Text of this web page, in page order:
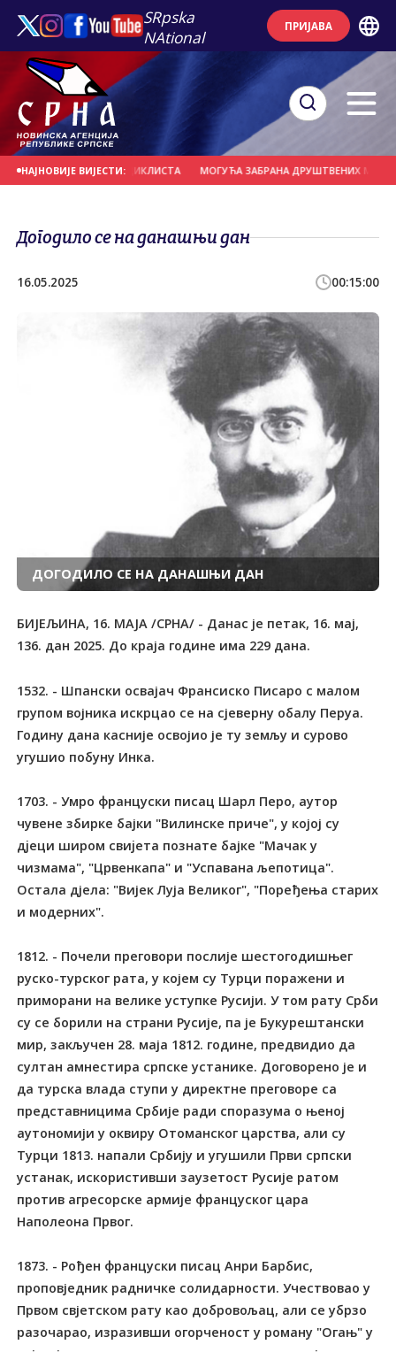
SRpska
NAtional
ПРИЈАВА
НАЈНОВИЈЕ ВИЈЕСТИ:
У ГРУПУ БИЦИКЛИСТА МОГУЋА ЗАБРАНА ДРУШТВЕНИХ МРЕЖА ЗА
Догодило се на данашњи дан
16.05.2025 00:15:00
ДОГОДИЛО СЕ НА ДАНАШЊИ ДАН
БИЈЕЉИНА, 16. МАЈА /СРНА/ - Данас је петак, 16. мај,
136. дан 2025. До краја године има 229 дана.
1532. - Шпански освајач Франсиско Писаро с малом
групом војника искрцао се на сјеверну обалу Перуа.
Годину дана касније освојио је ту земљу и сурово
угушио побуну Инка.
1703. - Умро француски писац Шарл Перо, аутор
чувене збирке бајки "Вилинске приче", у којој су
дjеци широм свиjета познате бајке "Мачак у
чизмама", "Црвенкапа" и "Успавана љепотица".
Остала дјела: "Вијек Луја Великог", "Поређења старих
и модерних".
1812. - Почели преговори послије шестогодишњег
руско-турског рата, у којем су Турци поражени и
приморани на велике уступке Русији. У том рату Срби
су се борили на страни Русије, па је Букурештански
мир, закључен 28. маја 1812. године, предвидио да
султан амнестира српске устанике. Договорено је и
да турска влада ступи у директне преговоре са
представницима Србије ради споразума о њеној
аутономији у оквиру Отоманског царства, али су
Турци 1813. напали Србију и угушили Први српски
устанак, искористивши заузетост Русије ратом
против агресорске армије француског цара
Наполеона Првог.
1873. - Рођен француски писац Анри Барбис,
проповједник радничке солидарности. Учествовао у
Првом свјетском рату као добровољац, али се убрзо
разочарао, изразивши огорченост у роману "Огањ" у